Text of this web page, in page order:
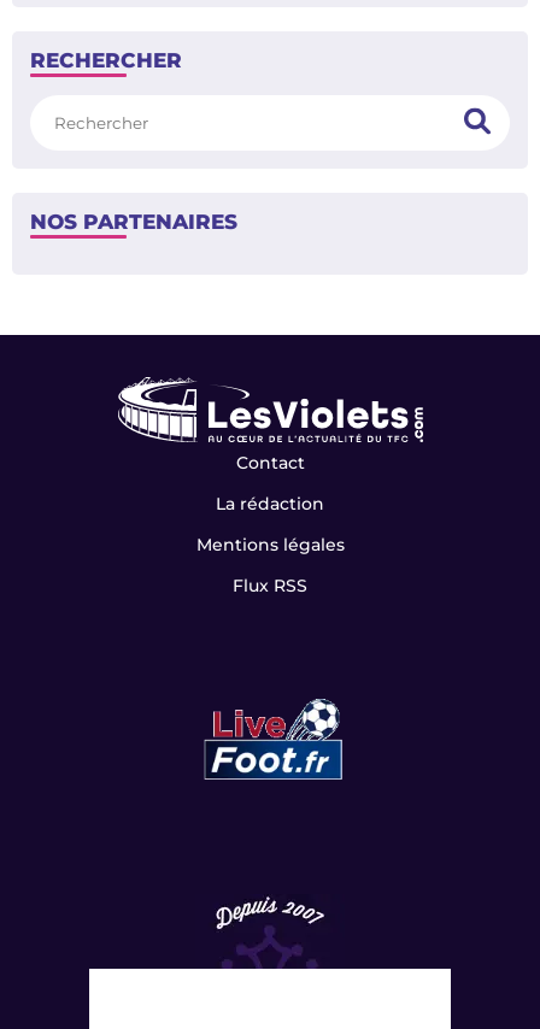
RECHERCHER
NOS PARTENAIRES
Contact
La rédaction
Mentions légales
Flux RSS